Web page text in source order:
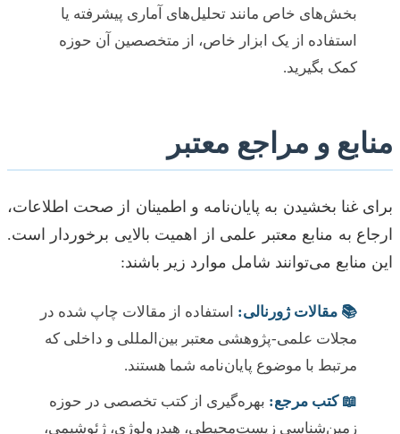
بخش‌های خاص مانند تحلیل‌های آماری پیشرفته یا
استفاده از یک ابزار خاص، از متخصصین آن حوزه
کمک بگیرید.
منابع و مراجع معتبر
برای غنا بخشیدن به پایان‌نامه و اطمینان از صحت اطلاعات،
ارجاع به منابع معتبر علمی از اهمیت بالایی برخوردار است.
این منابع می‌توانند شامل موارد زیر باشند:
📚 مقالات ژورنالی: استفاده از مقالات چاپ شده در
مجلات علمی-پژوهشی معتبر بین‌المللی و داخلی که
مرتبط با موضوع پایان‌نامه شما هستند.
📖 کتب مرجع: بهره‌گیری از کتب تخصصی در حوزه
زمین‌شناسی زیست‌محیطی، هیدرولوژی، ژئوشیمی،